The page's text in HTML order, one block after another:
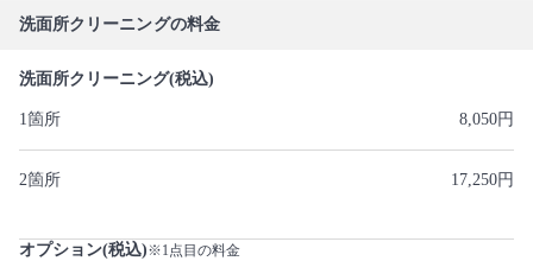
洗面所クリーニングの料金
洗面所クリーニング(税込)
1箇所 8,050円
2箇所 17,250円
オプション(税込)※1点目の料金